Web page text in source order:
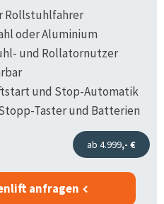
Rollstuhlfahrer
oder Aluminium
und Rollatornutzer
und Stop-Automatik
Taster und Batterien
ab 4.999,- €
anfragen